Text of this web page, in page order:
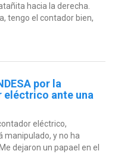
hacia la derecha.
tengo el contador bien,
por la
eléctrico ante una
eléctrico,
y no ha
dejaron un papael en el